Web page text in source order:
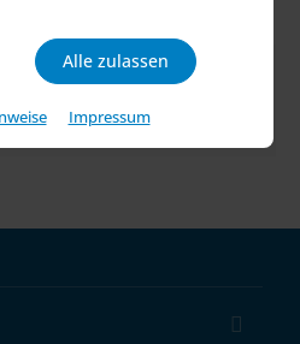
Alle zulassen
Impressum